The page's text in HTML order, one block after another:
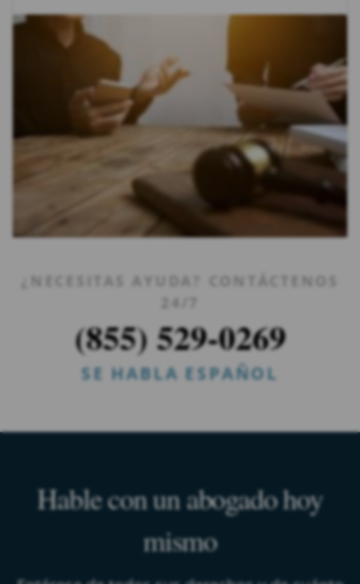
¿NECESITAS AYUDA? CONTÁCTENOS
24/7
(855) 529-0269
SE HABLA ESPAÑOL
Hable con un abogado hoy
mismo